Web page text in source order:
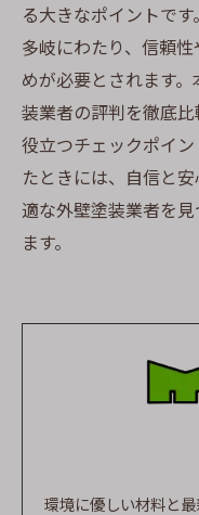
る大きなポイントで
多岐にわたり、信頼
めが必要とされます
装業者の評判を徹底
役立つチェックポイ
たときには、自信と
適な外壁塗装業者を
ます。
環境に優しい材料と